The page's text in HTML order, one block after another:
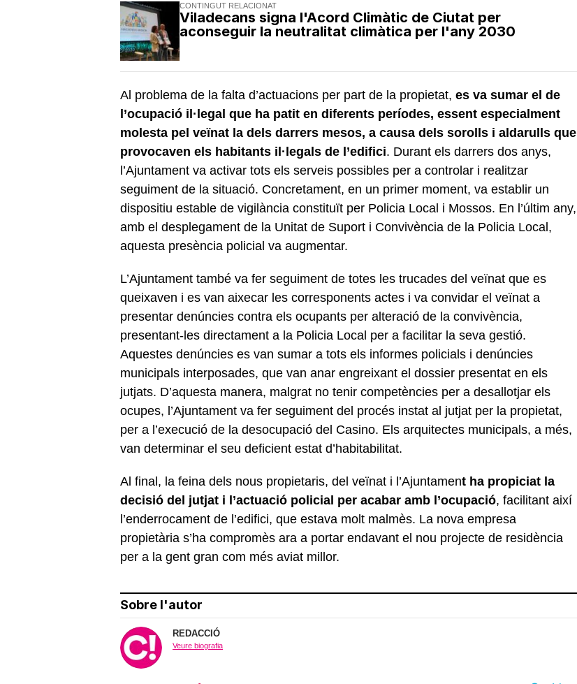
CONTINGUT RELACIONAT
Viladecans signa l'Acord Climàtic de Ciutat per
aconseguir la neutralitat climàtica per l'any 2030
Al problema de la falta d’actuacions per part de la propietat, es va sumar el de
l’ocupació il·legal que ha patit en diferents períodes, essent especialment
molesta pel veïnat la dels darrers mesos, a causa dels sorolls i aldarulls que
provocaven els habitants il·legals de l’edifici. Durant els darrers dos anys,
l’Ajuntament va activar tots els serveis possibles per a controlar i realitzar
seguiment de la situació. Concretament, en un primer moment, va establir un
dispositiu estable de vigilància constituït per Policia Local i Mossos. En l’últim any,
amb el desplegament de la Unitat de Suport i Convivència de la Policia Local,
aquesta presència policial va augmentar.
L’Ajuntament també va fer seguiment de totes les trucades del veïnat que es
queixaven i es van aixecar les corresponents actes i va convidar el veïnat a
presentar denúncies contra els ocupants per alteració de la convivència,
presentant-les directament a la Policia Local per a facilitar la seva gestió.
Aquestes denúncies es van sumar a tots els informes policials i denúncies
municipals interposades, que van anar engreixant el dossier presentat en els
jutjats. D’aquesta manera, malgrat no tenir competències per a desallotjar els
ocupes, l’Ajuntament va fer seguiment del procés instat al jutjat per la propietat,
per a l’execució de la desocupació del Casino. Els arquitectes municipals, a més,
van determinar el seu deficient estat d’habitabilitat.
Al final, la feina dels nous propietaris, del veïnat i l’Ajuntament ha propiciat la
decisió del jutjat i l’actuació policial per acabar amb l’ocupació, facilitant així
l’enderrocament de l’edifici, que estava molt malmès. La nova empresa
propietària s’ha compromès ara a portar endavant el nou projecte de residència
per a la gent gran com més aviat millor.
Sobre l'autor
REDACCIÓ
Veure biografia